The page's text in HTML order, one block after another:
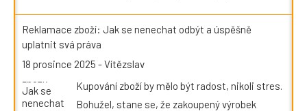
Reklamace zboží: Jak se nenechat odbýt a úspěšně
uplatnit svá práva
18 prosince 2025 -Vítězslav
Kupování zboží by mělo být radost, nikoli stres.
Bohužel, stane se, že zakoupený výrobek